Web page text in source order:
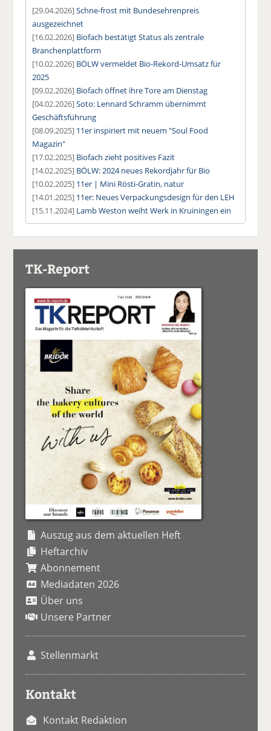
[29.04.2026]Schne-frost mit Bundesehrenpreis
ausgezeichnet
[16.02.2026] Biofach bestätigt Status als zentrale
Branchenplattform
[10.02.2026] BÖLW vermeldet Bio-Rekord-Umsatz für
2025
[09.02.2026] Biofach öffnet ihre Tore am Dienstag
[04.02.2026]Soto: Lennard Schramm übernimmt
Geschäftsführung
[08.09.2025] 11er inspiriert mit neuem "Soul Food
Magazin"
[17.02.2025] Biofach zieht positives Fazit
[14.02.2025] BÖLW: 2024 neues Rekordjahr für Bio
[10.02.2025] 11er | Mini Rösti-Gratin, natur
[14.01.2025] 11er: Neues Verpackungsdesign für den LEH
[15.11.2024] Lamb Weston weiht Werk in Kruiningen ein
TK-Report
Auszug aus dem aktuellen Heft
Heftarchiv
Abonnement
Mediadaten 2026
Über uns
Unsere Partner
Stellenmarkt
Kontakt
Kontakt Redaktion